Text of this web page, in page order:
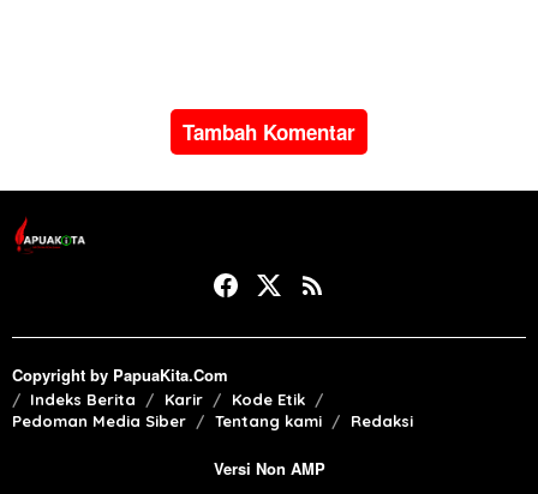
Tambah Komentar
Copyright by PapuaKita.Com
Indeks Berita Karir
Kode Etik
Pedoman Media Siber
Tentang kami Redaksi
Versi Non AMP